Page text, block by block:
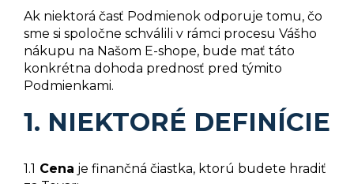
Ak niektorá časť Podmienok odporuje tomu, čo
sme si spoločne schválili v rámci procesu Vášho
nákupu na Našom E-shope, bude mať táto
konkrétna dohoda prednosť pred týmito
Podmienkami.
1. NIEKTORÉ DEFINÍCIE
1.1 Cena je finančná čiastka, ktorú budete hradiť